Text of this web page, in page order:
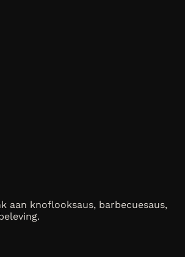
aan knoflooksaus, barbecuesaus,